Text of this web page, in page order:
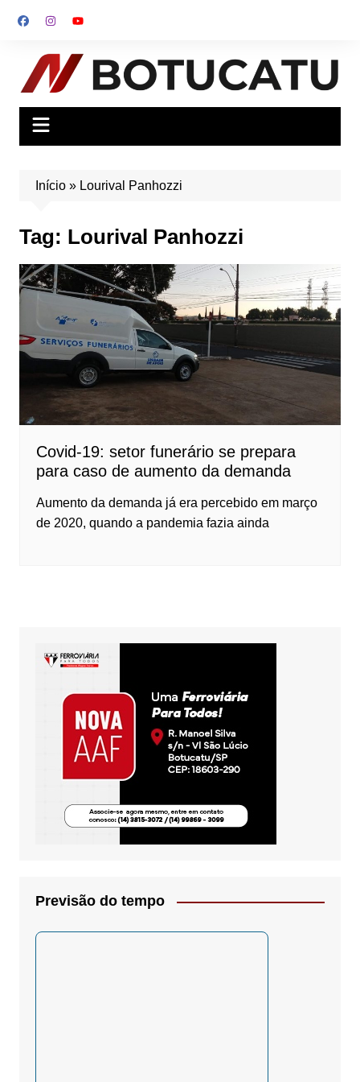
para
conteúdo
Início» Lourival Panhozzi
Tag: Lourival Panhozzi
Covid-19: setor funerário se prepara
para caso de aumento da demanda
Aumento da demanda já era percebido em março
de 2020, quando a pandemia fazia ainda
Previsão do tempo